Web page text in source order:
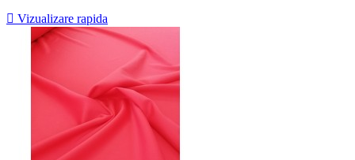
 Vizualizare rapida